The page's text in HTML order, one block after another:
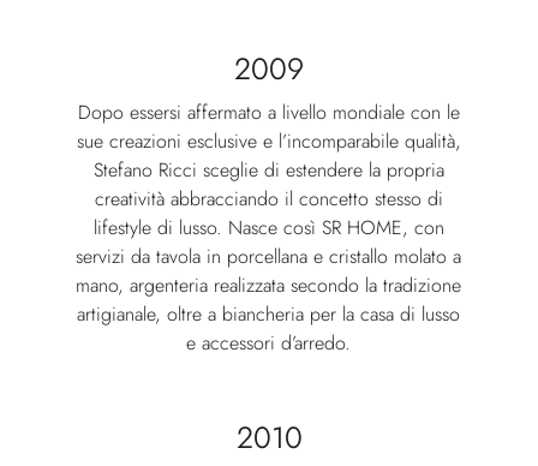
2009
Dopo essersi affermato a livello mondiale con le
sue creazioni esclusive e l’incomparabile qualità,
Stefano Ricci sceglie di estendere la propria
creatività abbracciando il concetto stesso di
lifestyle di lusso. Nasce così SR HOME, con
servizi da tavola in porcellana e cristallo molato a
mano, argenteria realizzata secondo la tradizione
artigianale, oltre a biancheria per la casa di lusso
e accessori d’arredo.
2010